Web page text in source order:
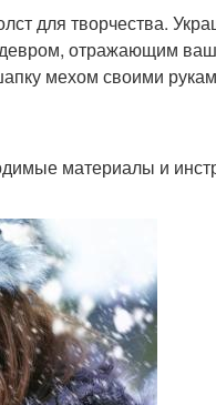
для творчества.
отражающим
мехом своими
материалы и